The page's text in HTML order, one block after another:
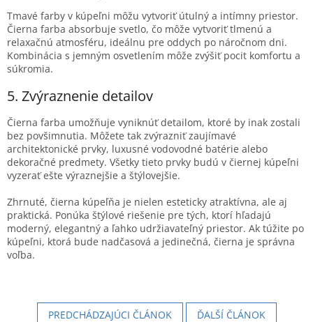
Tmavé farby v kúpeľni môžu vytvoriť útulný a intímny priestor.
Čierna farba absorbuje svetlo, čo môže vytvoriť tlmenú a
relaxačnú atmosféru, ideálnu pre oddych po náročnom dni.
Kombinácia s jemným osvetlením môže zvýšiť pocit komfortu a
súkromia.
5. Zvýraznenie detailov
Čierna farba umožňuje vyniknúť detailom, ktoré by inak zostali
bez povšimnutia. Môžete tak zvýrazniť zaujímavé
architektonické prvky, luxusné vodovodné batérie alebo
dekoračné predmety. Všetky tieto prvky budú v čiernej kúpeľni
vyzerať ešte výraznejšie a štýlovejšie.
Zhrnuté, čierna kúpeľňa je nielen esteticky atraktívna, ale aj
praktická. Ponúka štýlové riešenie pre tých, ktorí hľadajú
moderný, elegantný a ľahko udržiavateľný priestor. Ak túžite po
kúpeľni, ktorá bude nadčasová a jedinečná, čierna je správna
voľba.
PREDCHÁDZAJÚCI ČLÁNOK ĎALŠÍ ČLÁNOK